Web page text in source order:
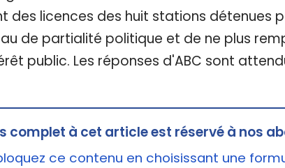
des licences des huit stations détenues
de partialité politique et de ne plus
public. Les réponses d'ABC sont
complet à cet article est réservé à nos
ce contenu en choisissant une